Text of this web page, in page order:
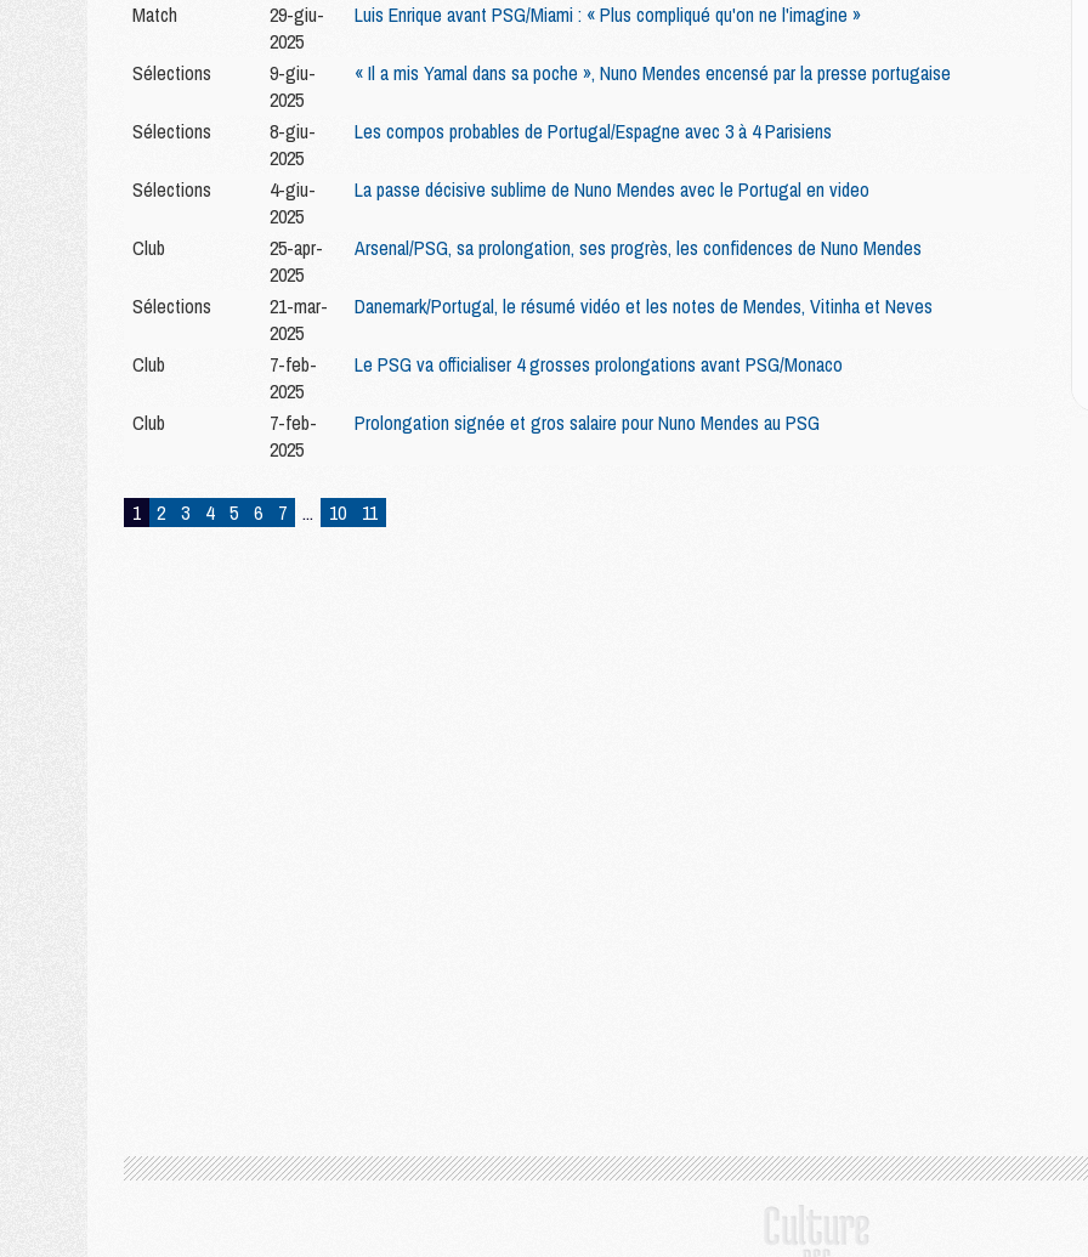
Match
29-giu-
2025
Luis Enrique avant PSG/Miami : « Plus compliqué qu'on ne l'imagine »
Sélections
9-giu-
2025
« Il a mis Yamal dans sa poche », Nuno Mendes encensé par la presse portugaise
Sélections
8-giu-
2025
Les compos probables de Portugal/Espagne avec 3 à 4 Parisiens
Sélections
4-giu-
2025
La passe décisive sublime de Nuno Mendes avec le Portugal en video
Club
25-apr-
2025
Arsenal/PSG, sa prolongation, ses progrès, les confidences de Nuno Mendes
Sélections
21-mar-
2025
Danemark/Portugal, le résumé vidéo et les notes de Mendes, Vitinha et Neves
Club
7-feb-
2025
Le PSG va officialiser 4 grosses prolongations avant PSG/Monaco
Club
7-feb-
2025
Prolongation signée et gros salaire pour Nuno Mendes au PSG
1 2 3 4 5 6 7 ... 10 11